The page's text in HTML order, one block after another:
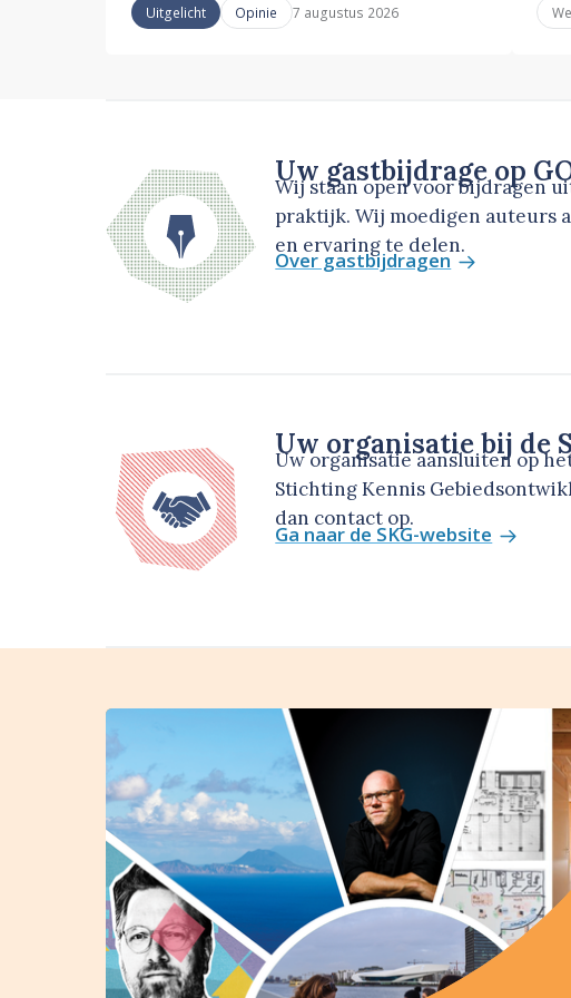
Uitgelicht Opinie 7 augustus 2026
Uw gastbijdrage op
Wij staan open voor bijdragen
praktijk. Wij moedigen auteurs
en ervaring te delen.
Over gastbijdragen
Uw organisatie bij de
Uw organisatie aansluiten op
Stichting Kennis
dan contact op.
Ga naar de SKG-website